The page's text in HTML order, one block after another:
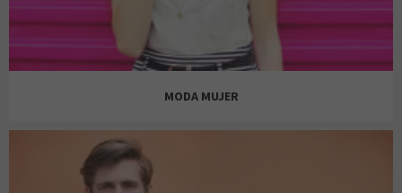
MODA MUJER